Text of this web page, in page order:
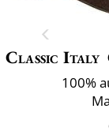
Classic Italy
100%